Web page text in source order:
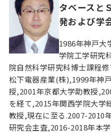
タベースと
発および学
1986年神戸大
学院工学研究
院自然科学研究科博士課程
松下電器産業(株),1999年神
授,2001年京都大学助教授
を経て,2015年関西学院大学
教授,現在に至る.2007-2010
研究会主査,2016-2018年本